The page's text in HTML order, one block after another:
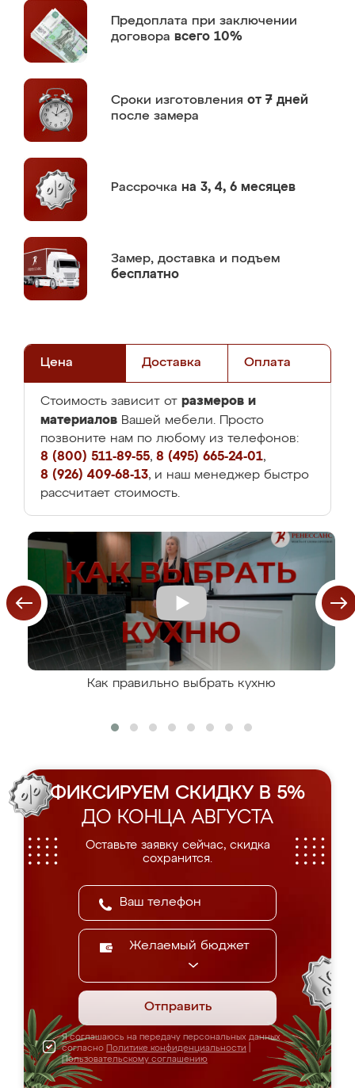
Предоплата при заключении
договора всего 10%
Сроки изготовления от 7 дней
после замера
Рассрочка на 3, 4, 6 месяцев
Замер, доставка и подъем
бесплатно
Цена Доставка Оплата
Стоимость зависит от размеров и
материалов Вашей мебели. Просто
позвоните нам по любому из телефонов:
8 (800) 511-89-55, 8 (495) 665-24-01,
8 (926) 409-68-13, и наш менеджер быстро
рассчитает стоимость.
Как правильно выбрать кухню
ФИКСИРУЕМ СКИДКУ В 5%
ДО КОНЦА АВГУСТА
Оставьте заявку сейчас, скидка
сохранится.
Желаемый бюджет
Отправить
Я соглашаюсь на передачу персональных данных
согласно Политике конфиденциальности
Пользовательскому соглашению